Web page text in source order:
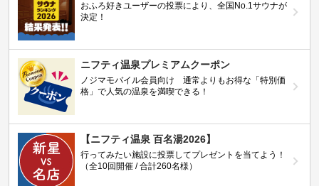
おふろ好きユーザーの投票により、全国No.1サウナが
決定！
ニフティ温泉プレミアムクーポン
ノジマモバイル会員向け 通常よりもお得な「特別価
格」で人気の温泉を満喫できる！
【ニフティ温泉 百名湯2026】
行ってみたい施設に投票してプレゼントを当てよう！
（全10回開催 / 合計260名様）